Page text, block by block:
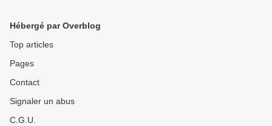
Hébergé par Overblog
Top articles
Pages
Contact
Signaler un abus
C.G.U.